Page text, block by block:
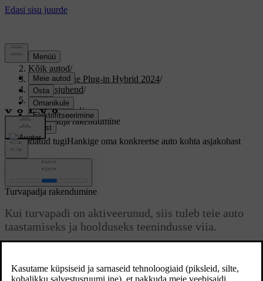
Tugi/
Kõik autod/
S90 Recharge Plug-in Hybrid 2024/
Kasutusjuhend/
Ohutus/
Turvapadjad/
Turvapadja rakendumine
Kohandatud tugiHankige oma konkreetse auto kohta asjakohast
teavet.
Logi sisse
Turvapadja rakendumine
Kui turvapadi on aktiveerunud, siis tuleb teie auto
taastamiseks ja hoolduseks teenindusse viia.
märkimisväärse jõuga, millega kaasneb vali müra. Seejärel käitub